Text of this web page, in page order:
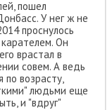
пошел
У нег ж не
проснулось
Он
врастал в
совем. А ведь
по возрасту,
людьми еще
и "вдруг"